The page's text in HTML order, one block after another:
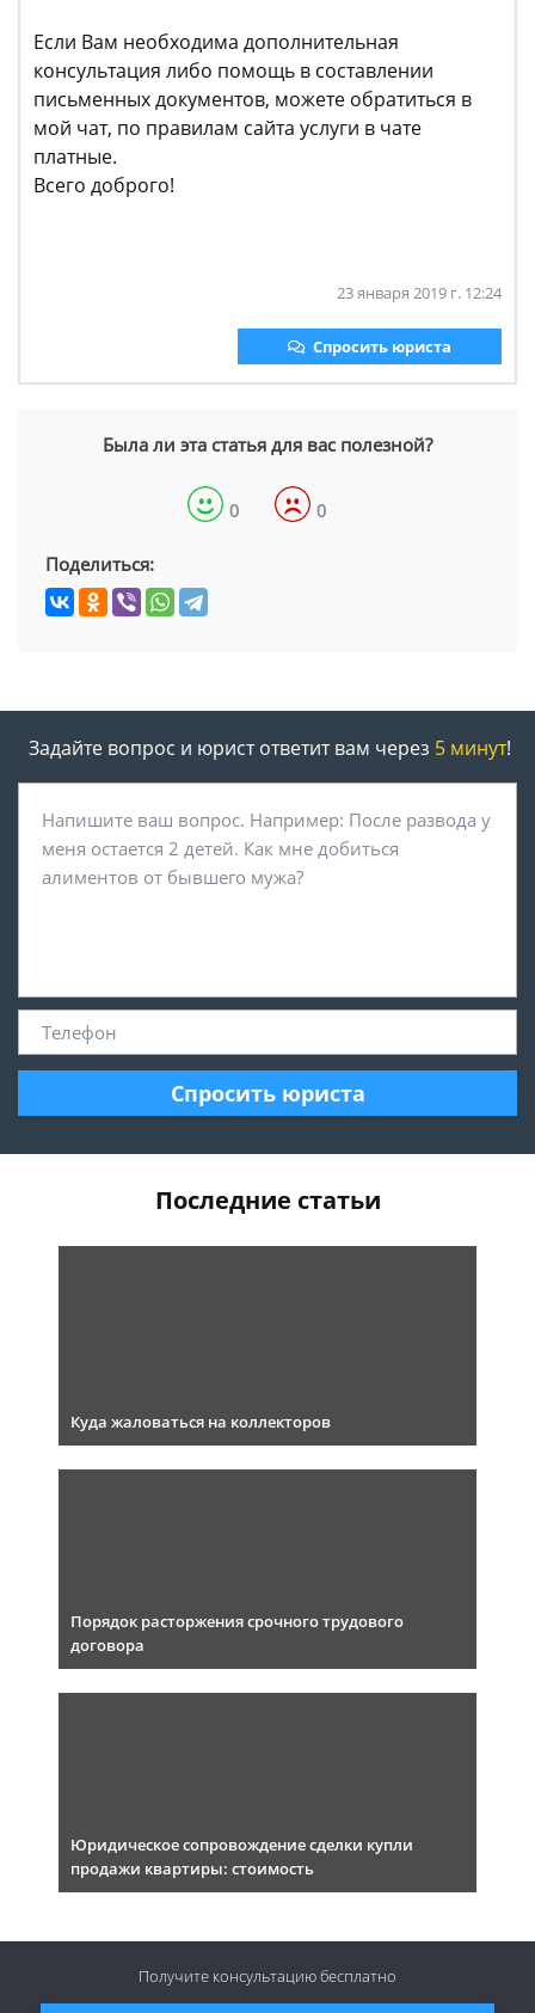
Если Вам необходима дополнительная
консультация либо помощь в составлении
письменных документов, можете обратиться в
мой чат, по правилам сайта услуги в чате
платные.
Всего доброго!
23 января 2019 г. 12:24
Спросить юриста
Была ли эта статья для вас полезной?
0 0
Поделиться:
Задайте вопрос и юрист ответит вам через 5 минут!
Спросить юриста
Последние статьи
Куда жаловаться на коллекторов
Порядок расторжения срочного трудового
договора
Юридическое сопровождение сделки купли
продажи квартиры: стоимость
Получите консультациюбесплатно